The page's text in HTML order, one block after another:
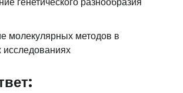
молекулярных методов в
исследованиях